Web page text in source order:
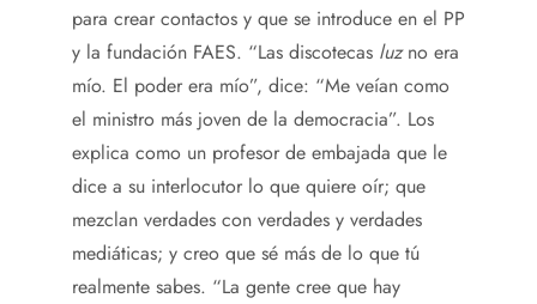
para crear contactos y que se introduce en el PP
y la fundación FAES. “Las discotecas luzno era
mío. El poder era mío”, dice: “Me veían como
el ministro más joven de la democracia”. Los
explica como un profesor de embajada que le
dice a su interlocutor lo que quiere oír; que
mezclan verdades con verdades y verdades
mediáticas; y creo que sé más de lo que tú
realmente sabes. “La gente cree que hay